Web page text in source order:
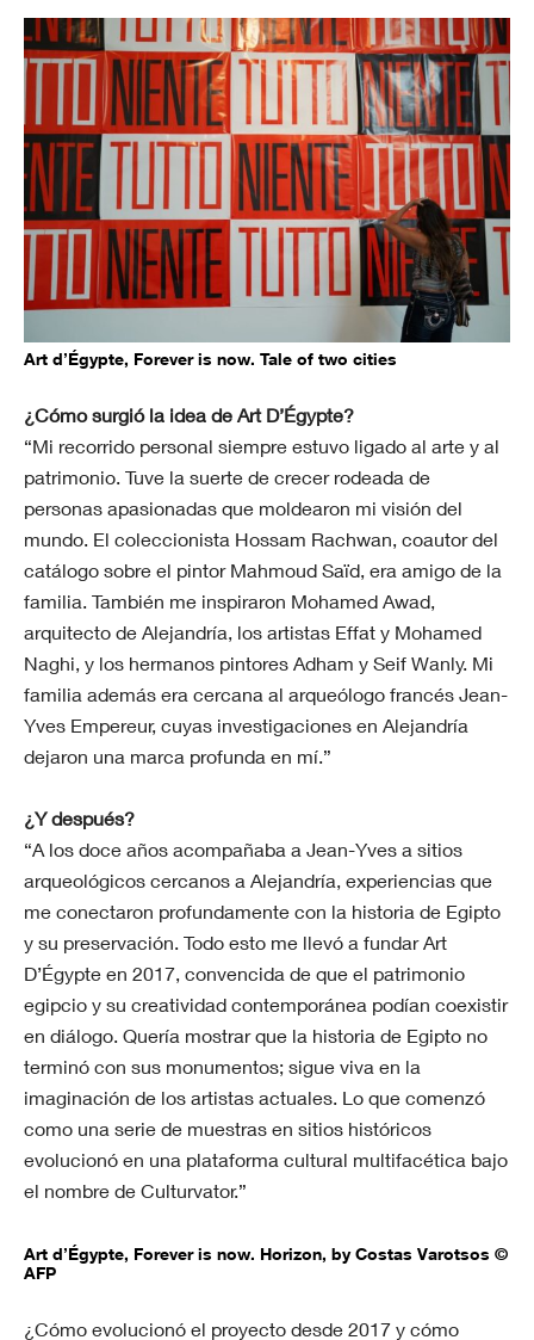
Art d’Égypte, Forever is now. Tale of two cities
¿Cómo surgió la idea de Art D’Égypte?
“Mi recorrido personal siempre estuvo ligado al arte y al
patrimonio. Tuve la suerte de crecer rodeada de
personas apasionadas que moldearon mi visión del
mundo. El coleccionista Hossam Rachwan, coautor del
catálogo sobre el pintor Mahmoud Saïd, era amigo de la
familia. También me inspiraron Mohamed Awad,
arquitecto de Alejandría, los artistas Effat y Mohamed
Naghi, y los hermanos pintores Adham y Seif Wanly. Mi
familia además era cercana al arqueólogo francés Jean-
Yves Empereur, cuyas investigaciones en Alejandría
dejaron una marca profunda en mí.”
¿Y después?
“A los doce años acompañaba a Jean-Yves a sitios
arqueológicos cercanos a Alejandría, experiencias que
me conectaron profundamente con la historia de Egipto
y su preservación. Todo esto me llevó a fundar Art
D’Égypte en 2017, convencida de que el patrimonio
egipcio y su creatividad contemporánea podían coexistir
en diálogo. Quería mostrar que la historia de Egipto no
terminó con sus monumentos; sigue viva en la
imaginación de los artistas actuales. Lo que comenzó
como una serie de muestras en sitios históricos
evolucionó en una plataforma cultural multifacética bajo
el nombre de Culturvator.”
Art d’Égypte, Forever is now. Horizon, by Costas Varotsos ©
AFP
¿Cómo evolucionó el proyecto desde 2017 y cómo